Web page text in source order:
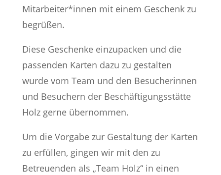
Mitarbeiter*innen mit einem Geschenk zu
begrüßen.
Diese Geschenke einzupacken und die
passenden Karten dazu zu gestalten
wurde vom Team und den Besucherinnen
und Besuchern der Beschäftigungsstätte
Holz gerne übernommen.
Um die Vorgabe zur Gestaltung der Karten
zu erfüllen, gingen wir mit den zu
Betreuenden als „Team Holz“ in einen